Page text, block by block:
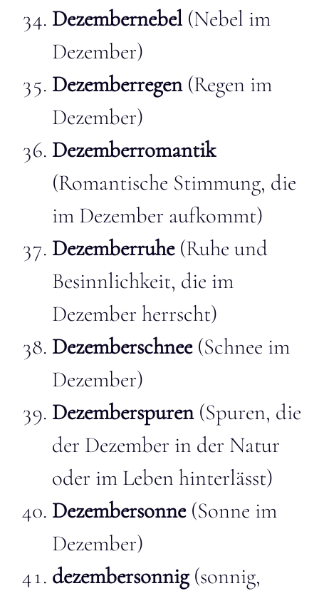
Dezembernebel (Nebel im
Dezember)
Dezemberregen(Regen im
Dezember)
Dezemberromantik
(Romantische Stimmung, die
im Dezember aufkommt)
Dezemberruhe(Ruhe und
Besinnlichkeit, die im
Dezember herrscht)
Dezemberschnee(Schnee im
Dezember)
Dezemberspuren(Spuren, die
der Dezember in der Natur
oder im Leben hinterlässt)
Dezembersonne(Sonne im
Dezember)
dezembersonnig(sonnig,